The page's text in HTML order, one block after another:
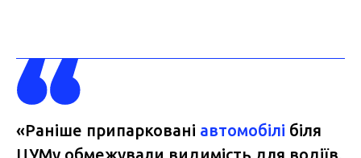
«Раніше припарковані автомобілі біля
ЦУМу обмежували видимість для водіїв.